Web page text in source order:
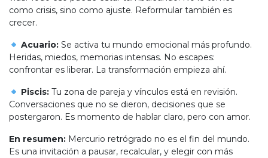
como crisis, sino como ajuste. Reformular también es
crecer.
Acuario:Se activa tu mundo emocional más profundo.
Heridas, miedos, memorias intensas. No escapes:
confrontar es liberar. La transformación empieza ahí.
Piscis:Tu zona de pareja y vínculos está en revisión.
Conversaciones que no se dieron, decisiones que se
postergaron. Es momento de hablar claro, pero con amor.
En resumen: Mercurio retrógrado no es el fin del mundo.
Es una invitación a pausar, recalcular, y elegir con más